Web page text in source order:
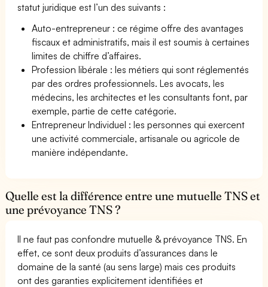
statut juridique est l’un des suivants :
Auto-entrepreneur : ce régime offre des avantages
fiscaux et administratifs, mais il est soumis à certaines
limites de chiffre d’affaires.
Profession libérale : les métiers qui sont réglementés
par des ordres professionnels. Les avocats, les
médecins, les architectes et les consultants font, par
exemple, partie de cette catégorie.
Entrepreneur Individuel : les personnes qui exercent
une activité commerciale, artisanale ou agricole de
manière indépendante.
Quelle est la différence entre une mutuelle TNS et
une prévoyance TNS ?
Il ne faut pas confondre mutuelle & prévoyance TNS. En
effet, ce sont deux produits d’assurances dans le
domaine de la santé (au sens large) mais ces produits
ont des garanties explicitement identifiées et